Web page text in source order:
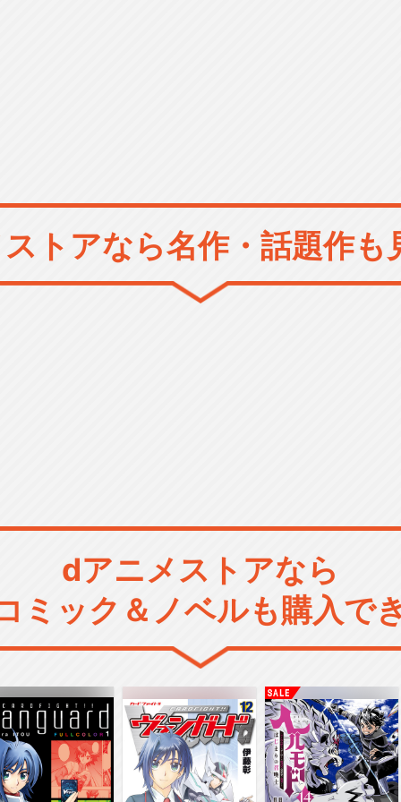
トアなら名作・話題作も
dアニメストアなら
ミック＆ノベルも購入で